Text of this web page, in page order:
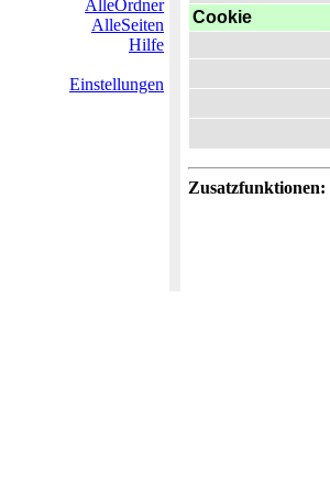
AlleOrdner
AlleSeiten
Hilfe
Einstellungen
Cookie
Zusatzfunktionen: